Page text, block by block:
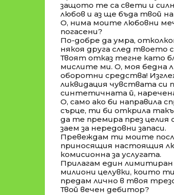
защото те са свети и
любов и аз ще бъда твой на
О, нима моите любовни
погасени?
По-добре да умра,
някоя друга след твоето
Твоят отказ тегне като
мислите ми. О, моя бедна
оборотни средства!
ликвидация чувствата
синтетичната й,
О, само ако би направила
сърце, ти би открила
да те премира през целия
заем за нередовни запаси.
Превеждам ти моите
приносящия настоящия
комисионна за услугата.
Прилагам един лимитиран
милиони целувки, които
предам лично в твоя
Твой вечен дебитор?